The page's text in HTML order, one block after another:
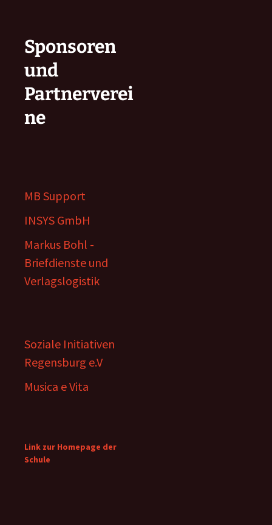
Sponsoren
und
Partnerverei
ne
MB Support
INSYS GmbH
Markus Bohl -
Briefdienste und
Verlagslogistik
Soziale Initiativen
Regensburg e.V
Musica e Vita
Link zur Homepage der
Schule